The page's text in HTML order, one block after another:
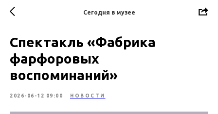
Сегодня в музее
Спектакль «Фабрика
фарфоровых
воспоминаний»
2026-06-12 09:00 НОВОСТИ